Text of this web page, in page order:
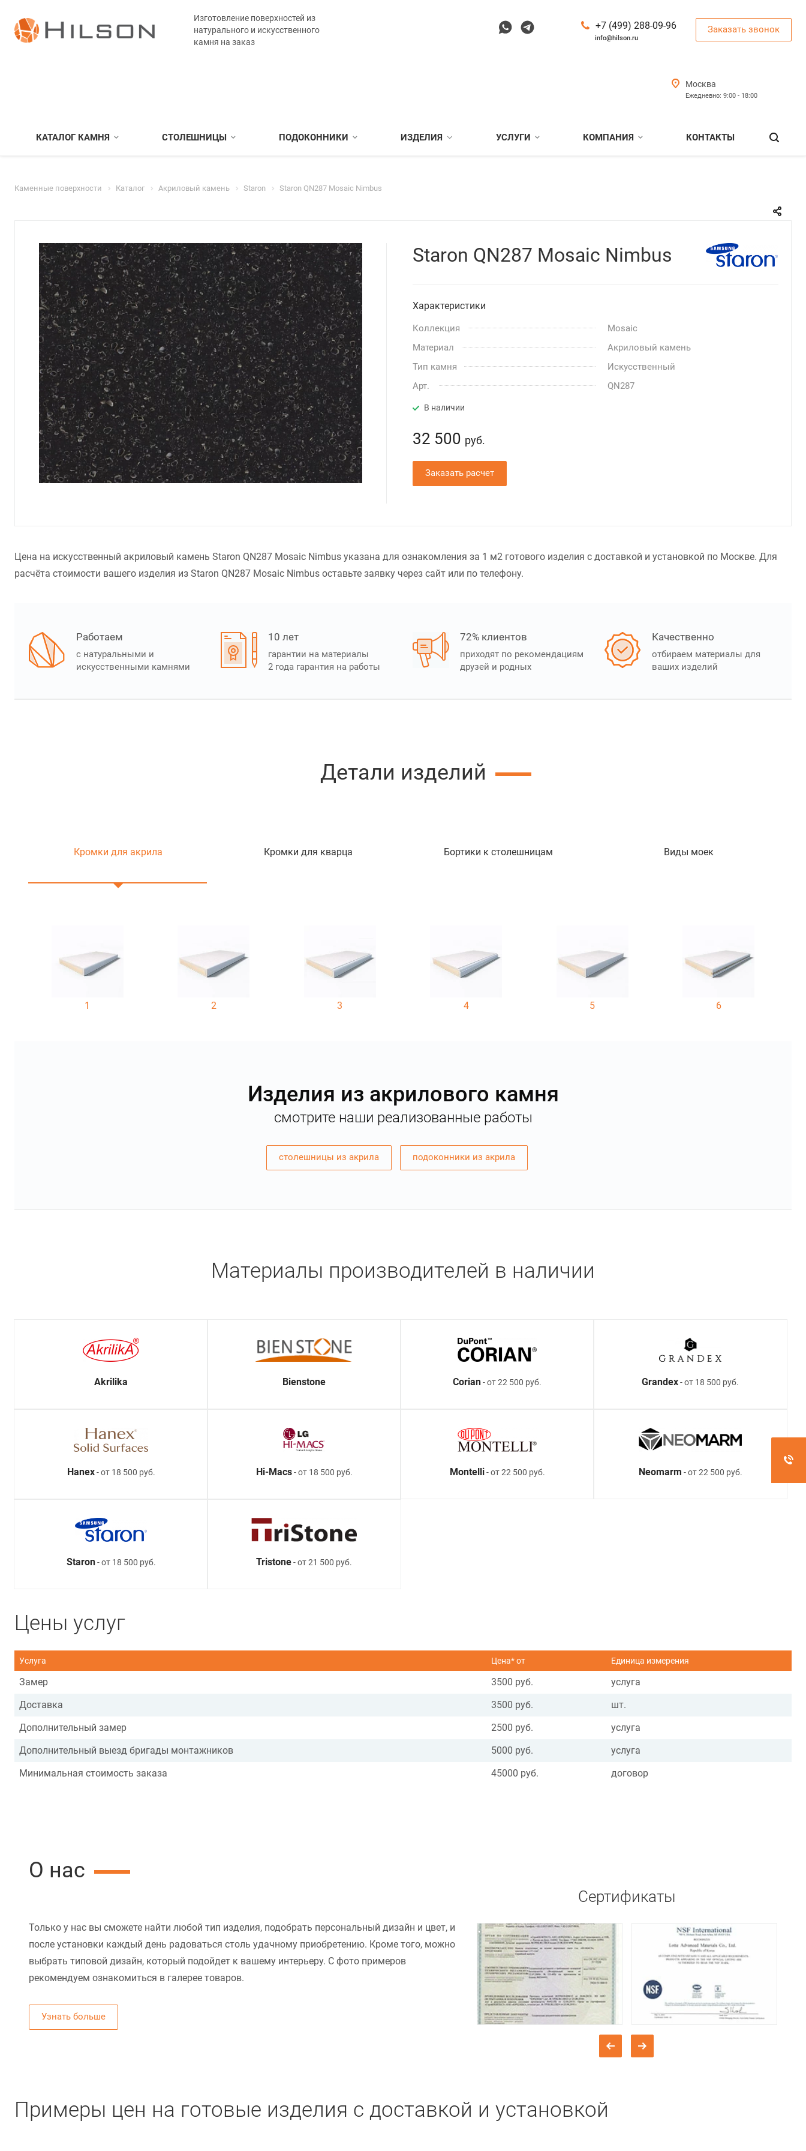
Изготовление поверхностей из
натурального и искусственного
камня на заказ
+7 (499) 288-09-96
info@hilson.ru
Заказать звонок
Москва
Ежедневно: 9:00 - 18:00
КАТАЛОГ КАМНЯ СТОЛЕШНИЦЫ ПОДОКОННИКИ ИЗДЕЛИЯ УСЛУГИ КОМПАНИЯ КОНТАКТЫ
Каменные поверхности Каталог Акриловый камень Staron Staron QN287 Mosaic Nimbus
Staron QN287 Mosaic Nimbus
Характеристики
Коллекция
Mosaic
Материал
Акриловый камень
Тип камня
Искусственный
Арт.
QN287
В наличии
32 500 руб.
Заказать расчет
Цена на искусственный акриловый камень Staron QN287 Mosaic Nimbus указана для ознакомления за 1 м2 готового изделия с доставкой и установкой по Москве. Для
расчёта стоимости вашего изделия из Staron QN287 Mosaic Nimbus оставьте заявку через сайт или по телефону.
Работаем
с натуральными и
искусственными камнями
10 лет
гарантии на материалы
2 года гарантия на работы
72% клиентов
приходят по рекомендациям
друзей и родных
Качественно
отбираем материалы для
ваших изделий
Детали изделий
Кромки для акрила Кромки для кварца Бортики к столешницам Виды моек
1 2 3 4 5 6
Изделия из акрилового камня
смотрите наши реализованные работы
столешницы из акрила подоконники из акрила
Материалы производителей в наличии
Akrilika Bienstone Corian- от 22 500 руб. Grandex- от 18 500 руб.
Hanex- от 18 500 руб. Hi-Macs- от 18 500 руб. Montelli- от 22 500 руб. Neomarm - от 22 500 руб.
Staron- от 18 500 руб. Tristone- от 21 500 руб.
Цены услуг
Услуга Цена* от Единица измерения
Замер 3500 руб.
услуга
Доставка
3500 руб.
шт.
Дополнительный замер
2500 руб.
услуга
Дополнительный выезд бригады монтажников
5000 руб.
услуга
Минимальная стоимость заказа
45000 руб. договор
О нас
Только у нас вы сможете найти любой тип изделия, подобрать персональный дизайн и цвет, и
после установки каждый день радоваться столь удачному приобретению. Кроме того, можно
выбрать типовой дизайн, который подойдет к вашему интерьеру. С фото примеров
рекомендуем ознакомиться в галерее товаров.
Узнать больше
Сертификаты
Примеры цен на готовые изделия с доставкой и установкой